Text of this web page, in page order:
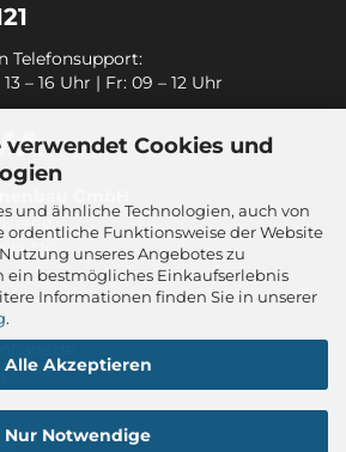
verwendet Cookies und
und ähnliche Technologien, auch von
Funktionsweise der Website
unseres Angebotes zu
ein bestmögliches Einkaufserlebnis
Informationen finden Sie in unserer
.
Alle Akzeptieren
Nur Notwendige
Telefonsupport:
– 16 Uhr | Fr: 09 – 12 Uhr
120